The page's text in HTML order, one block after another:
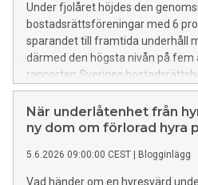
Under fjolåret höjdes den
bostadsrättsföreningar med 6
sparandet till framtida underhåll
därmed den högsta nivån på fem
rapporten Sveriges
När underlåtenhet från
ny dom om förlorad hyra
5.6.2026 09:00:00 CEST Blogginlägg
Vad händer om en hyresvärd